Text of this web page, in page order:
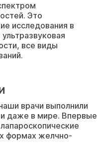
Это
исследования в
все виды
врачи выполнили
даже в мире. Впервые
формах желчно-